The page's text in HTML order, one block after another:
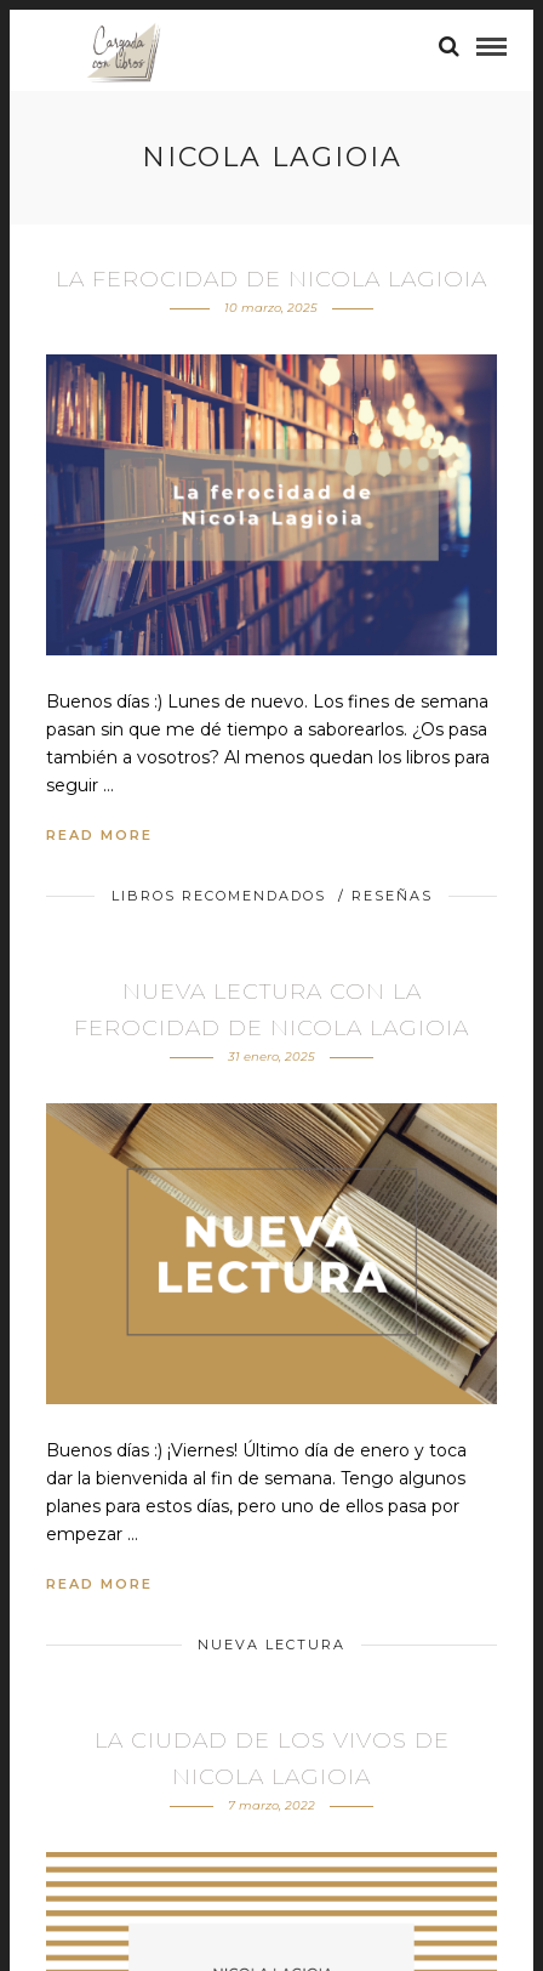
NICOLA LAGIOIA
LA FEROCIDAD DE NICOLA LAGIOIA
10 marzo, 2025
Buenos días :) Lunes de nuevo. Los fines de semana
pasan sin que me dé tiempo a saborearlos. ¿Os pasa
también a vosotros? Al menos quedan los libros para
seguir …
READ MORE
LIBROS RECOMENDADOS / RESEÑAS
NUEVA LECTURA CON LA
FEROCIDAD DE NICOLA LAGIOIA
31 enero, 2025
Buenos días :) ¡Viernes! Último día de enero y toca
dar la bienvenida al fin de semana. Tengo algunos
planes para estos días, pero uno de ellos pasa por
empezar …
READ MORE
NUEVA LECTURA
LA CIUDAD DE LOS VIVOS DE
NICOLA LAGIOIA
7 marzo, 2022